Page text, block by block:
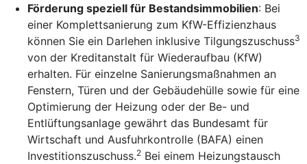
Förderung speziell für Bestandsimmobilien: Bei
einer Komplettsanierung zum KfW-Effizienzhaus
können Sie ein Darlehen inklusive Tilgungszuschuss3
von der Kreditanstalt für Wiederaufbau (KfW)
erhalten. Für einzelne Sanierungsmaßnahmen an
Fenstern, Türen und der Gebäudehülle sowie für eine
Optimierung der Heizung oder der Be- und
Entlüftungsanlage gewährt das Bundesamt für
Wirtschaft und Ausfuhrkontrolle (BAFA) einen
Investitionszuschuss.2 Bei einem Heizungstausch